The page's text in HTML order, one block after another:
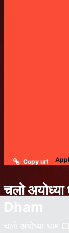
Copy url
चलो
Dham
चलो अयोध्या धाम